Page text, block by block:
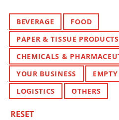
YOURBUSINESS
BEVERAGE
FOOD
PAPER & TISSUE PRODUCTS
CHEMICALS &
YOUR BUSINESS
LOGISTICS
OTHERS
RESET